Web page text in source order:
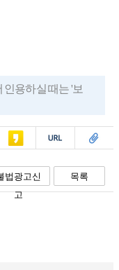
인용하실 때는 '보
카스 복사 스크랩
법광고신
고
목록